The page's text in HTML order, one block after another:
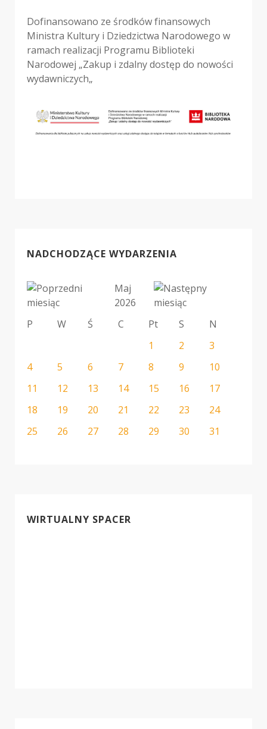
Dofinansowano ze środków finansowych
Ministra Kultury i Dziedzictwa Narodowego w
ramach realizacji Programu Biblioteki
Narodowej „Zakup i zdalny dostęp do nowości
wydawniczych„
NADCHODZĄCE WYDARZENIA
Maj
2026
P
W Ś C Pt S
N
1
2
3
4
5 6 7 8 9
10
11
12 13 14 15 16
17
18
19 20 21 22 23
24
25
26 27 28 29 30 31
WIRTUALNY SPACER